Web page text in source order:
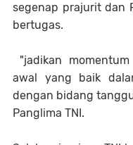
segenap prajurit dan
bertugas.
"jadikan
awal yang baik
dengan bidang
Panglima TNI.